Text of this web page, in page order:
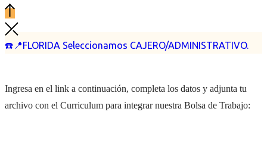
☎️📍FLORIDA Seleccionamos CAJERO/ADMINISTRATIVO.
Ingresa en el link a continuación, completa los datos y adjunta tu
archivo con el Curriculum para integrar nuestra Bolsa de Trabajo: